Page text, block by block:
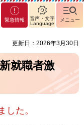
緊急情報
音声・文字
Language
メニュー
更新日：2026年3月30日
就職者激
した。